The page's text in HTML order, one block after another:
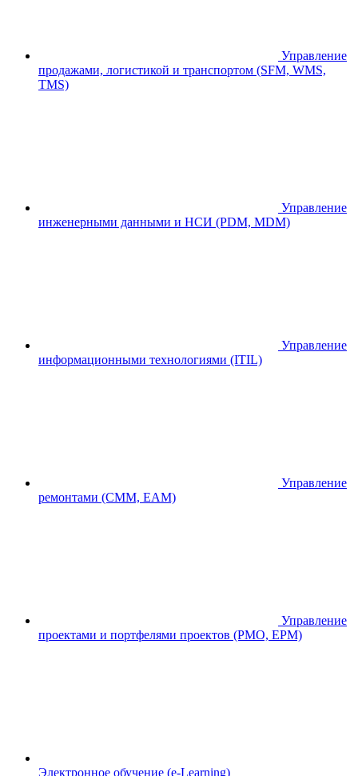
Управление
продажами, логистикой и транспортом (SFM, WMS,
TMS)
Управление
инженерными данными и НСИ (PDM, MDM)
Управление
информационными технологиями (ITIL)
Управление
ремонтами (CMM, EAM)
Управление
проектами и портфелями проектов (PMO, EPM)
Электронное обучение (e-Learning)